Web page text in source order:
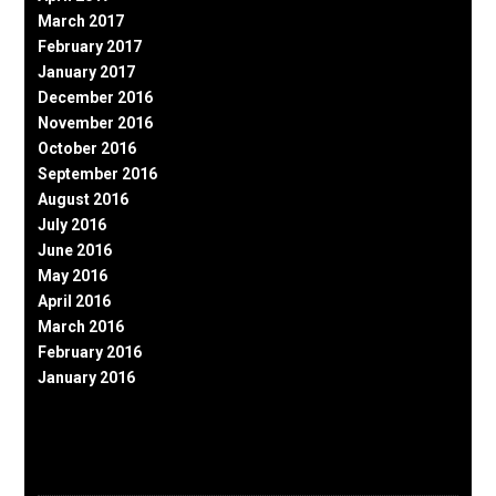
March 2017
February 2017
January 2017
December 2016
November 2016
October 2016
September 2016
August 2016
July 2016
June 2016
May 2016
April 2016
March 2016
February 2016
January 2016